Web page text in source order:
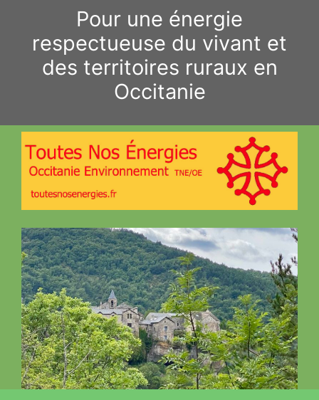
contenu
Pour une énergie
respectueuse du vivant et
des territoires ruraux en
Occitanie